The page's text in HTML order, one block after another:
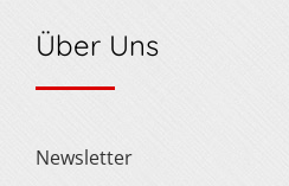
Über Uns
Newsletter